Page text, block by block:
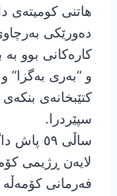
هاتنی کومیتەی
دەورێکی
کارەکانی بوو
و “بەری بەگزا”
کتێبخانەی
سپێردرا.
ساڵی
لایەن ڕژیمی
فەرمانی کۆمەڵە